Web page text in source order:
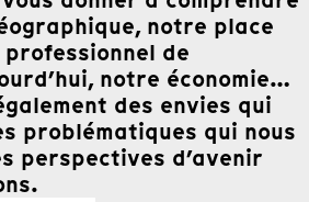
notre place
de
notre économie…
des envies qui
problématiques qui nous
perspectives d’avenir